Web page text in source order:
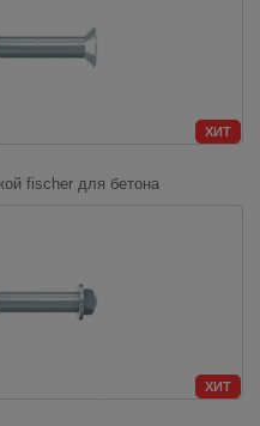
ХИТ
fischer для бетона
ХИТ